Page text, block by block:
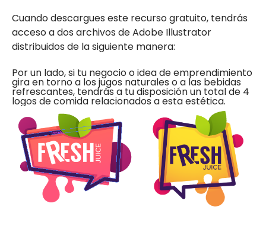
Cuando descargues este recurso gratuito, tendrás
acceso a dos archivos de Adobe Illustrator
distribuidos de la siguiente manera:
Por un lado, si tu negocio o idea de emprendimiento
gira en torno a los jugos naturales o a las bebidas
refrescantes, tendrás a tu disposición un total de 4
logos de comida relacionados a esta estética.